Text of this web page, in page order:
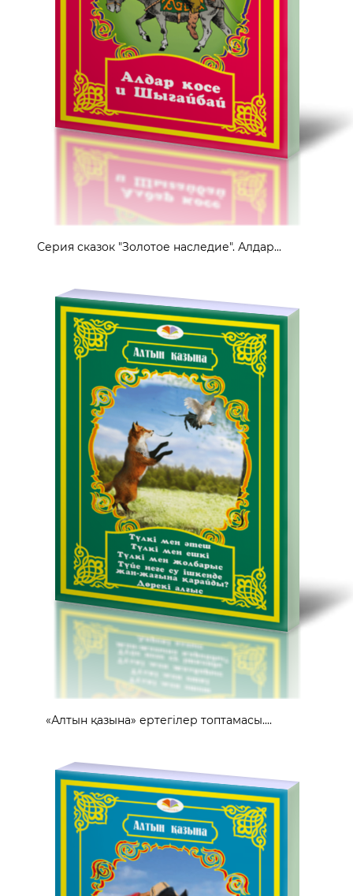
Серия сказок "Золотое наследие". Алдар...
«Алтын қазына» ертегілер топтамасы....